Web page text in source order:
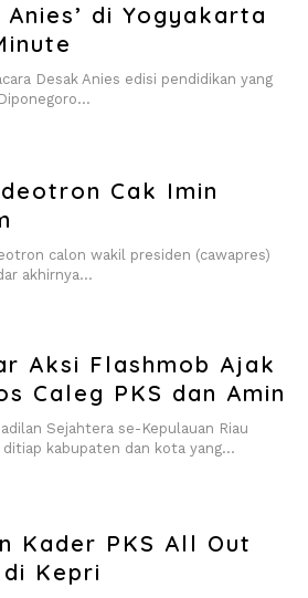
di Yogyakarta
Desak Anies edisi pendidikan yang
Cak Imin
calon wakil presiden (cawapres)
akhirnya…
Aksi Flashmob Ajak
Caleg PKS dan Amin
Sejahtera se-Kepulauan Riau
kabupaten dan kota yang…
Kader PKS All Out
Kepri